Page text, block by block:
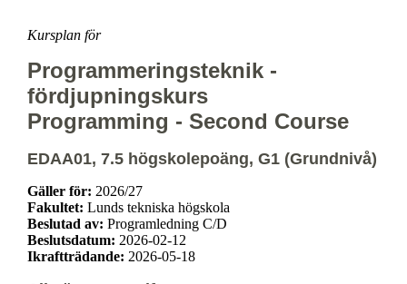
Kursplan för
Programmeringsteknik -
fördjupningskurs
Programming - Second Course
EDAA01, 7.5 högskolepoäng, G1 (Grundnivå)
Gäller för: 2026/27
Fakultet: Lunds tekniska högskola
Beslutad av: Programledning C/D
Beslutsdatum: 2026-02-12
Ikraftträdande: 2026-05-18